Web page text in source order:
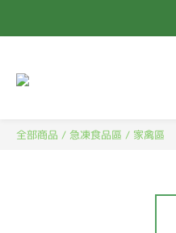
全部商品 / 急凍食品區 / 家禽區